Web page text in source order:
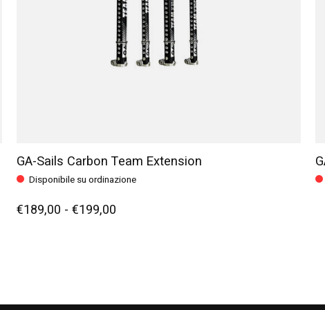
GA-Sails Carbon Team Extension
Disponibile su ordinazione
€189,00 - €199,00